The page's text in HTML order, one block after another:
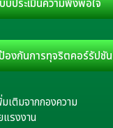
บประเมินความพึงพอใจ
องกันการทุจริตคอร์รัปชัน
เติมจากกองความ
รงงาน